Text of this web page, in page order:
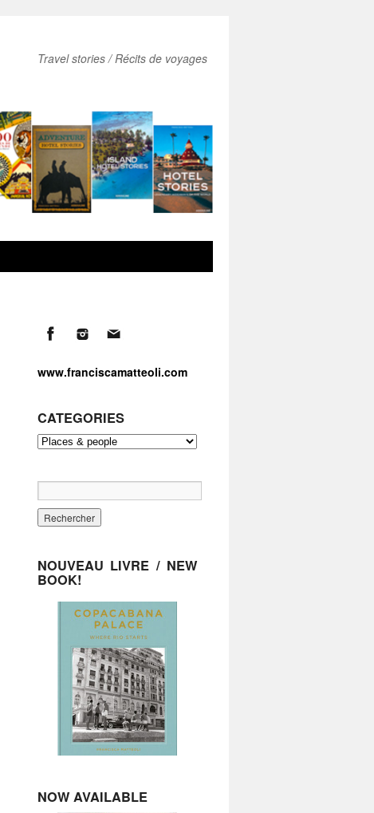
Travel stories / Récits de voyages
www.franciscamatteoli.com
CATEGORIES
NOUVEAU LIVRE / NEW
BOOK!
NOW AVAILABLE